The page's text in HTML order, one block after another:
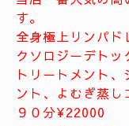
お体が軽くなり、
精神的にお疲れの
１２０分
１５０分
❖❖❖❖❖❖❖